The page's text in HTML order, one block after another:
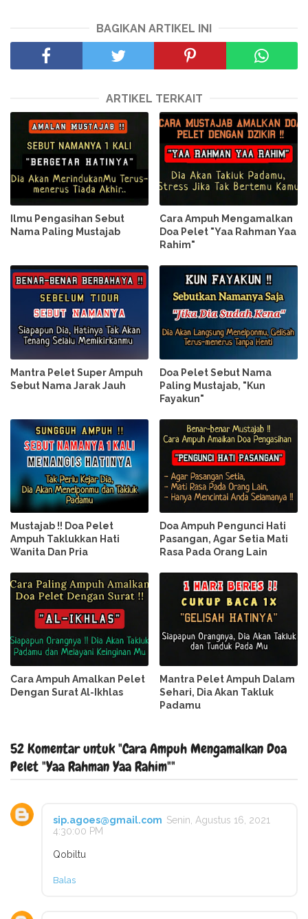
BAGIKAN ARTIKEL INI
ARTIKEL TERKAIT
Ilmu Pengasihan Sebut
Nama Paling Mustajab
Cara Ampuh Mengamalkan
Doa Pelet "Yaa Rahman Yaa
Rahim"
Mantra Pelet Super Ampuh
Sebut Nama Jarak Jauh
Doa Pelet Sebut Nama
Paling Mustajab, "Kun
Fayakun"
Mustajab !! Doa Pelet
Ampuh Taklukkan Hati
Wanita Dan Pria
Doa Ampuh Pengunci Hati
Pasangan, Agar Setia Mati
Rasa Pada Orang Lain
Cara Ampuh Amalkan Pelet
Dengan Surat Al-Ikhlas
Mantra Pelet Ampuh Dalam
Sehari, Dia Akan Takluk
Padamu
52 Komentar untuk "Cara Ampuh Mengamalkan Doa
Pelet "Yaa Rahman Yaa Rahim""
sip.agoes@gmail.com Senin, Agustus 16, 2021
4:30:00 PM
Qobiltu
Balas